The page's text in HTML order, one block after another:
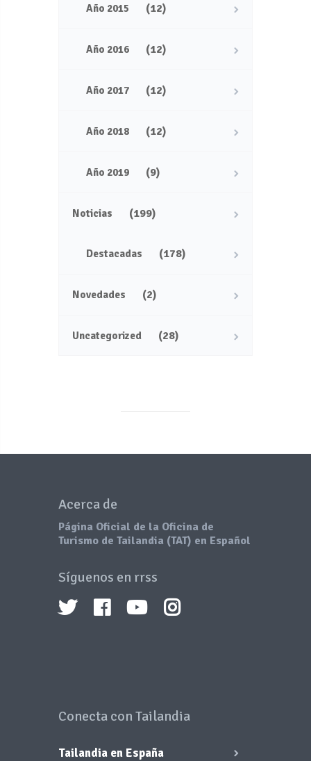
Año 2015 (12)
Año 2016 (12)
Año 2017 (12)
Año 2018 (12)
Año 2019 (9)
Noticias (199)
Destacadas (178)
Novedades (2)
Uncategorized (28)
Acerca de
Página Oficial de la Oficina de
Turismo de Tailandia (TAT) en Español
Síguenos en rrss
Conecta con Tailandia
Tailandia en España